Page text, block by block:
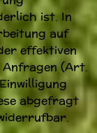
ist. In
auf
effektiven
(Art.
abgefragt